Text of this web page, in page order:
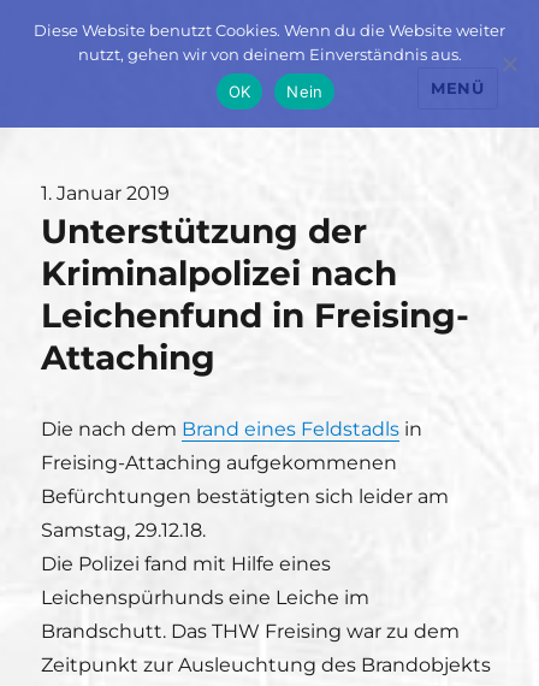
MENÜ
Veröffentlicht
am
1. Januar 2019
Unterstützung der
Kriminalpolizei nach
Leichenfund in Freising-
Attaching
Die nach dem Brand eines Feldstadls in
Freising-Attaching aufgekommenen
Befürchtungen bestätigten sich leider am
Samstag, 29.12.18.
Die Polizei fand mit Hilfe eines
Leichenspürhunds eine Leiche im
Brandschutt. Das THW Freising war zu dem
Zeitpunkt zur Ausleuchtung des Brandobjekts
Diese Website benutzt Cookies. Wenn du die Website weiter
nutzt, gehen wir von deinem Einverständnis aus.
OK
Nein